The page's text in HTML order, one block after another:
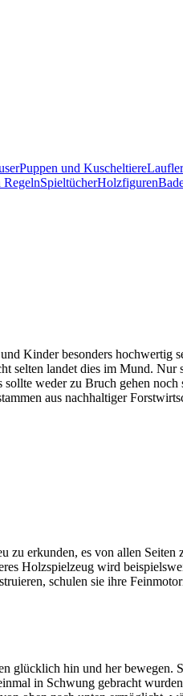
Puppen und Kuscheltiere
RegelnSpieltücherHolzfiguren
Kinder besonders hochwertig
selten landet dies im Mund. Nur
weder zu Bruch gehen
aus nachhaltiger
erkunden, es von allen
Holzspielzeug wird
schulen sie ihre
glücklich hin und her
in Schwung gebracht